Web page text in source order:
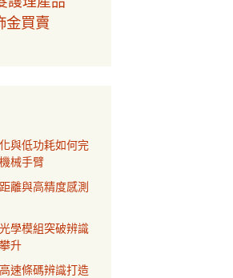
金買賣
與低功耗如何完
械手臂
離與高精度感測
學模組突破辨識
升
速條碼辨識打造